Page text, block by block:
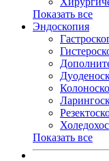
Показать все
Эндоскопия
Показать все